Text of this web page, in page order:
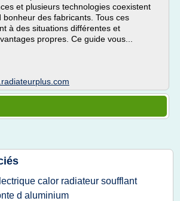
et plusieurs technologies coexistent
bonheur des fabricants. Tous ces
à des situations différentes et
propres. Ce guide vous...
calor radiateur soufflant
d aluminium